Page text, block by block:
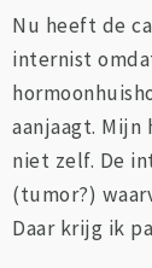
Nu heeft de
internist
aanjaagt. Mijn
niet zelf. De
(tumor?)
Daar krijg ik